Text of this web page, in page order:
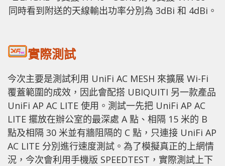
同時看到附送的天線輸出功率分別為 3dBi 和 4dBi。
實際測試
今次主要是測試利用 UniFi AC MESH 來擴展 Wi-Fi
覆蓋範圍的成效，因此會配搭 UBIQUITI 另一款產品
UniFi AP AC LITE 使用。測試一先把 UniFi AP AC
LITE 擺放在辦公室的最深處 A 點、相隔 15 米的 B
點及相隔 30 米並有牆阻隔的 C 點，只連接 UniFi AP
AC LITE 分別進行速度測試。為了模擬真正的上網情
況，今次會利用手機版 SPEEDTEST，實際測試上下